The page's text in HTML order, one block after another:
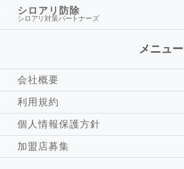
会社概要
利用規約
個人情報保護方針
加盟店募集
シロアリ防除
シロアリ対策パートナーズ
メニュー